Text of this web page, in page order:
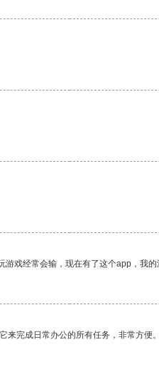
戏经常会输，现在有了这个app，我的
完成日常办公的所有任务，非常方便。